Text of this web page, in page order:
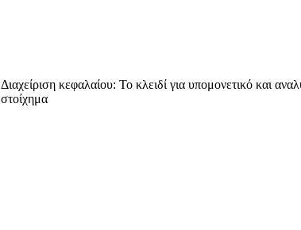
Διαχείριση κεφαλαίου: Το κλειδί για υπομονετικό και
στοίχημα